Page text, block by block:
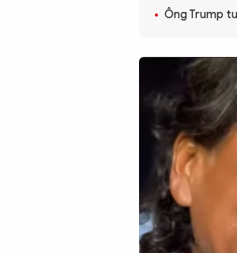
Ông Trump